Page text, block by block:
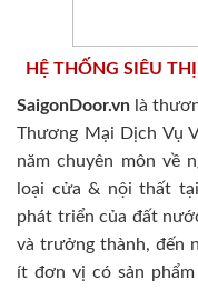
HỆ THỐNG SIÊU
SaigonDoor.vn là
Thương Mại Dịch Vụ
năm chuyên môn về
loại cửa & nội thất
phát triển của đất
và trưởng thành, đến
ít đơn vị có sản